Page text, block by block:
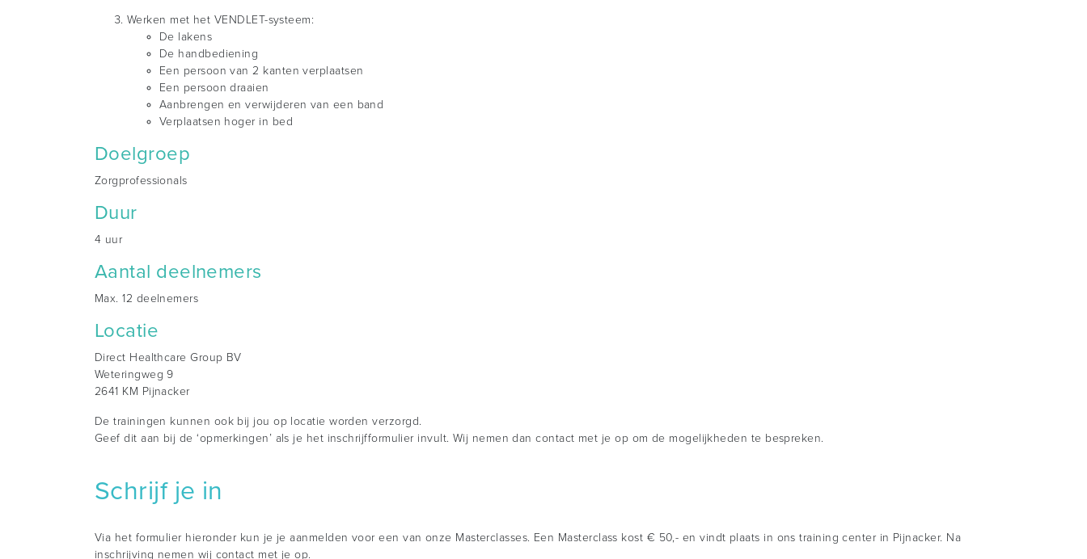
Werken met het VENDLET-systeem:
De lakens
De handbediening
Een persoon van 2 kanten verplaatsen
Een persoon draaien
Aanbrengen en verwijderen van een band
Verplaatsen hoger in bed
Doelgroep
Zorgprofessionals
Duur
4 uur
Aantal deelnemers
Max. 12 deelnemers
Locatie
Direct Healthcare Group BV
Weteringweg 9
2641 KM Pijnacker
De trainingen kunnen ook bij jou op locatie worden verzorgd.
Geef dit aan bij de ‘opmerkingen’ als je het inschrijfformulier invult. Wij nemen dan contact met je op om de mogelijkheden te bespreken.
Schrijf je in
Via het formulier hieronder kun je je aanmelden voor een van onze Masterclasses. Een Masterclass kost € 50,- en vindt plaats in ons training center in Pijnacker. Na
inschrijving nemen wij contact met je op.